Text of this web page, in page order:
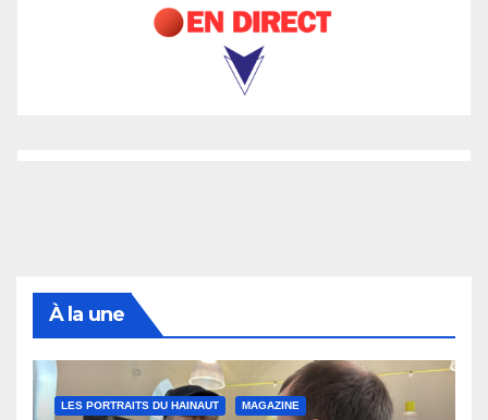
À la une
LES PORTRAITS DU HAINAUT MAGAZINE